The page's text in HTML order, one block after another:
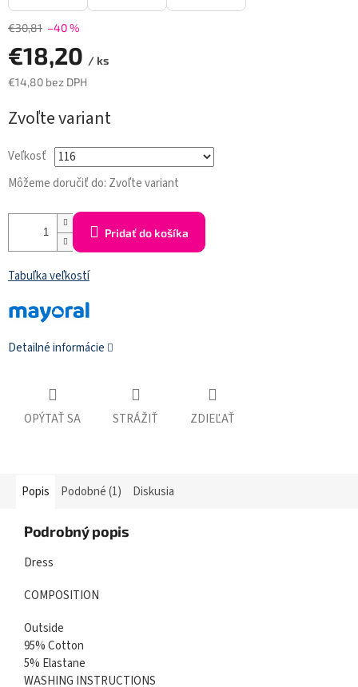
€30,81 –40 %
€18,20 / ks
€14,80 bez DPH
cena:
Zvoľte variant
Veľkosť
Môžeme doručiť do: Zvoľte variant
Pridať do košíka
Tabuľka veľkostí
Detailné informácie
OPÝTAŤ SA STRÁŽIŤ ZDIEĽAŤ
Popis Podobné (1) Diskusia
Podrobný popis
Dress
COMPOSITION
Outside
95% Cotton
5% Elastane
WASHING INSTRUCTIONS